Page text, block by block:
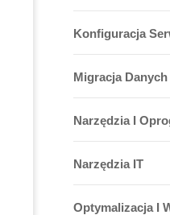
Konfiguracja
Migracja
Narzędzia I
Narzędzia IT
Optymalizacja I